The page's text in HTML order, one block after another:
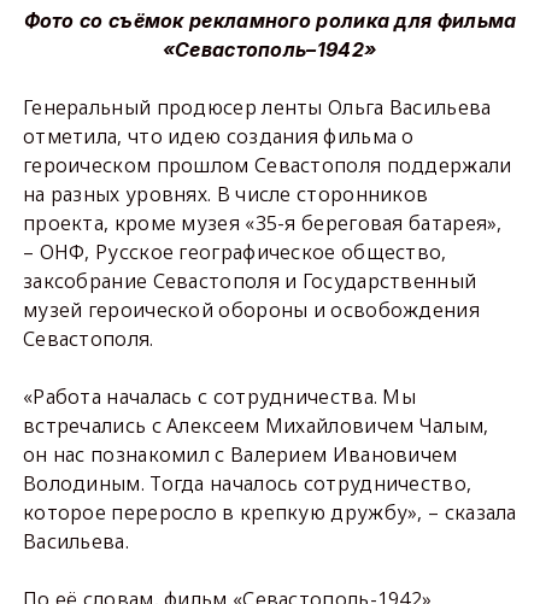
Фото со съёмок рекламного ролика для фильма
«Севастополь–1942»
Генеральный продюсер ленты Ольга Васильева
отметила, что идею создания фильма о
героическом прошлом Севастополя поддержали
на разных уровнях. В числе сторонников
проекта, кроме музея «35-я береговая батарея»,
– ОНФ, Русское географическое общество,
заксобрание Севастополя и Государственный
музей героической обороны и освобождения
Севастополя.
«Работа началась с сотрудничества. Мы
встречались с Алексеем Михайловичем Чалым,
он нас познакомил с Валерием Ивановичем
Володиным. Тогда началось сотрудничество,
которое переросло в крепкую дружбу», – сказала
Васильева.